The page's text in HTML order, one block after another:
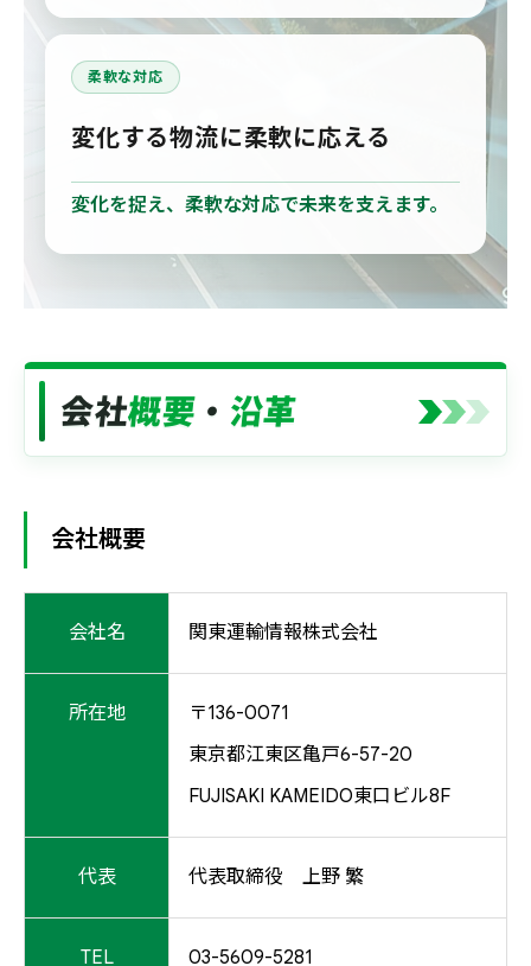
柔軟な対応
変化する物流に柔軟に応える
変化を捉え、柔軟な対応で未来を支えます。
会社概要・沿革
会社概要
会社名 関東運輸情報株式会社
所在地
〒136-0071
東京都江東区亀戸6-57-20
FUJISAKI KAMEIDO東口ビル8F
代表 代表取締役 上野 繁
TEL 03-5609-5281